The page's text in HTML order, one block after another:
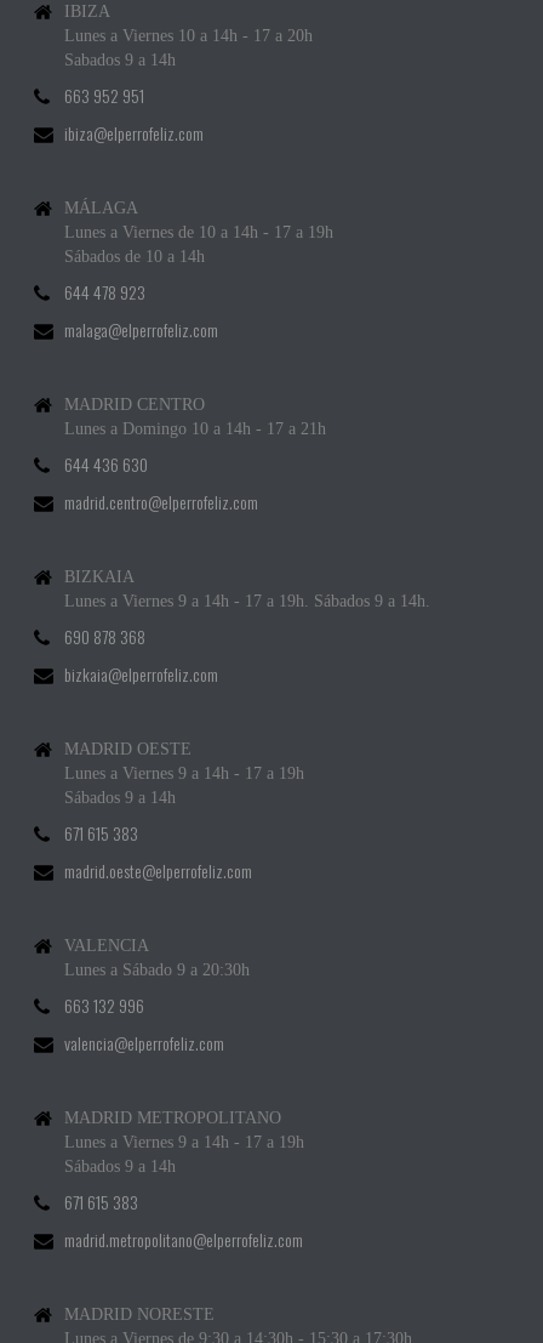
IBIZA
Lunes a Viernes 10 a 14h - 17 a 20h
Sabados 9 a 14h
663 952 951
ibiza@elperrofeliz.com
MÁLAGA
Lunes a Viernes de 10 a 14h - 17 a 19h
Sábados de 10 a 14h
644 478 923
malaga@elperrofeliz.com
MADRID CENTRO
Lunes a Domingo 10 a 14h - 17 a 21h
644 436 630
madrid.centro@elperrofeliz.com
BIZKAIA
Lunes a Viernes 9 a 14h - 17 a 19h. Sábados 9 a 14h.
690 878 368
bizkaia@elperrofeliz.com
MADRID OESTE
Lunes a Viernes 9 a 14h - 17 a 19h
Sábados 9 a 14h
671 615 383
madrid.oeste@elperrofeliz.com
VALENCIA
Lunes a Sábado 9 a 20:30h
663 132 996
valencia@elperrofeliz.com
MADRID METROPOLITANO
Lunes a Viernes 9 a 14h - 17 a 19h
Sábados 9 a 14h
671 615 383
madrid.metropolitano@elperrofeliz.com
MADRID NORESTE
Lunes a Viernes de 9:30 a 14:30h - 15:30 a 17:30h